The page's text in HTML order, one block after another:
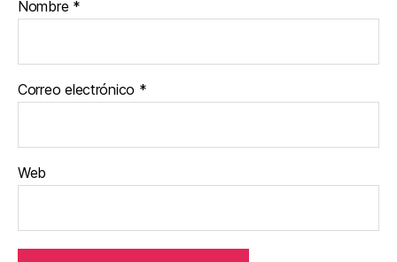
Nombre *
Correo electrónico *
Web